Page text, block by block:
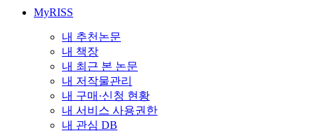
MyRISS
내 추천논문
내 책장
내 최근 본 논문
내 저작물관리
내 구매·신청 현황
내 서비스 사용권한
내 관심 DB